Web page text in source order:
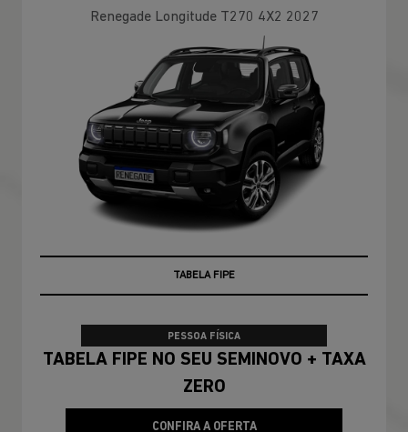
Renegade Longitude T270 4X2 2027
TABELA FIPE
TAXA ZERO
PESSOA FÍSICA
TABELA FIPE NO SEU SEMINOVO + TAXA
ZERO
CONFIRA A OFERTA